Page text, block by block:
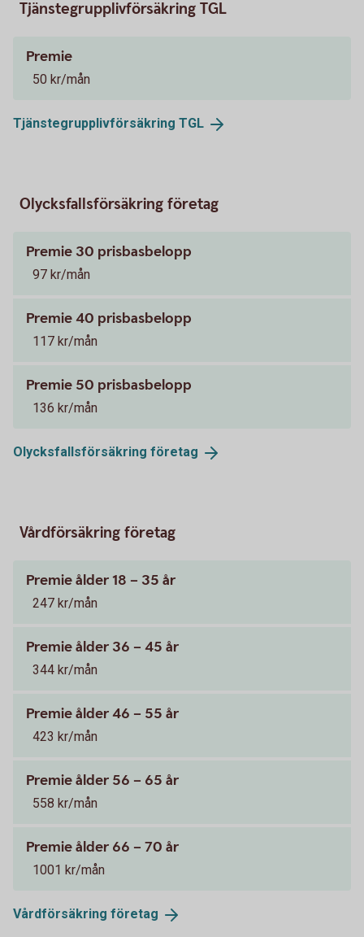
Tjänstegrupplivförsäkring TGL
Premie
50 kr/mån
Tjänstegrupplivförsäkring TGL
Olycksfallsförsäkring företag
Premie 30 prisbasbelopp
97 kr/mån
Premie 40 prisbasbelopp
117 kr/mån
Premie 50 prisbasbelopp
136 kr/mån
Olycksfallsförsäkring företag
Vårdförsäkring företag
Premie ålder 18 – 35 år
247 kr/mån
Premie ålder 36 – 45 år
344 kr/mån
Premie ålder 46 – 55 år
423 kr/mån
Premie ålder 56 – 65 år
558 kr/mån
Premie ålder 66 – 70 år
1001 kr/mån
Vårdförsäkring företag